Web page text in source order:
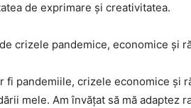
de exprimare și creativitatea.
crizele pandemice, economice și
fi pandemiile, crizele economice și
mele. Am învățat să mă adaptez